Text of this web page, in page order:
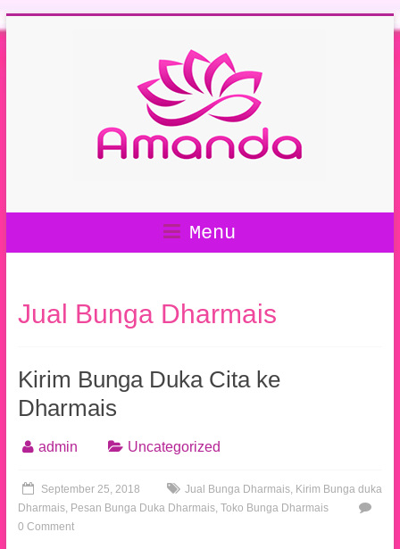
Menu
Jual Bunga Dharmais
Kirim Bunga Duka Cita ke
Dharmais
admin Uncategorized
September 25, 2018 Jual Bunga Dharmais, Kirim Bunga duka
Dharmais, Pesan Bunga Duka Dharmais, Toko Bunga Dharmais
0 Comment